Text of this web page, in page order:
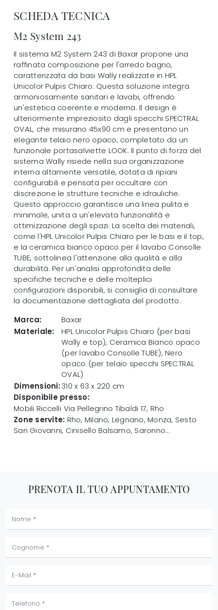
SCHEDA TECNICA
M2 System 243
Il sistema M2 System 243 di Baxar propone una
raffinata composizione per l'arredo bagno,
caratterizzata da basi Wally realizzate in HPL
Unicolor Pulpis Chiaro. Questa soluzione integra
armoniosamente sanitari e lavabi, offrendo
un'estetica coerente e moderna. Il design è
ulteriormente impreziosito dagli specchi SPECTRAL
OVAL, che misurano 45x90 cm e presentano un
elegante telaio nero opaco, completato da un
funzionale portasalviette LOOK. Il punto di forza del
sistema Wally risiede nella sua organizzazione
interna altamente versatile, dotata di ripiani
configurabili e pensata per occultare con
discrezione le strutture tecniche e idrauliche.
Questo approccio garantisce una linea pulita e
minimale, unita a un'elevata funzionalità e
ottimizzazione degli spazi. La scelta dei materiali,
come l'HPL Unicolor Pulpis Chiaro per le basi e il top,
e la ceramica bianco opaco per il lavabo Consolle
TUBE, sottolinea l'attenzione alla qualità e alla
durabilità. Per un'analisi approfondita delle
specifiche tecniche e delle molteplici
configurazioni disponibili, si consiglia di consultare
la documentazione dettagliata del prodotto.
Marca:
Baxar
Materiale:
HPL Unicolor Pulpis Chiaro (per basi
Wally e top), Ceramica Bianco opaco
(per lavabo Consolle TUBE), Nero
opaco (per telaio specchi SPECTRAL
OVAL)
Dimensioni:310 x 63 x 220 cm
Disponibile presso:
Mobili Riccelli Via Pellegrino Tibaldi 17, Rho
Zone servite: Rho, Milano, Legnano, Monza, Sesto
San Giovanni, Cinisello Balsamo, Saronno...
PRENOTA IL TUO APPUNTAMENTO